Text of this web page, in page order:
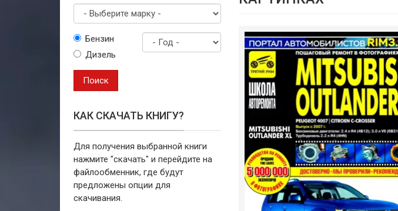
маркуБензин
Дизель
Поиск
КАК СКАЧАТЬ КНИГУ?
Для получения выбранной книги
нажмите "скачать" и перейдите на
файлообменник, где будут
предложены опции для
скачивания.